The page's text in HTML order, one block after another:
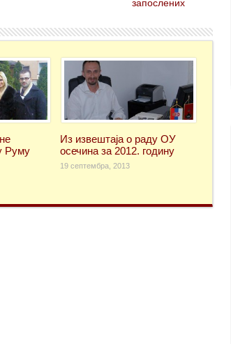
запослених
Руму
Из извештаја о раду ОУ
осечина за 2012. годину
19 септембра, 2013